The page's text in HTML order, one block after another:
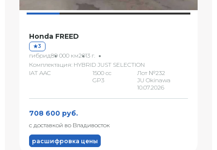
Honda FREED
3
гибрид89 000 км2013 г.
Комплектация: HYBRID JUST SELECTION
IAT AAC
1500 сс
GP3
Лот №232
JU Okinawa
10.07.2026
708 600 руб.
с доставкой во Владивосток
расшифровка цены